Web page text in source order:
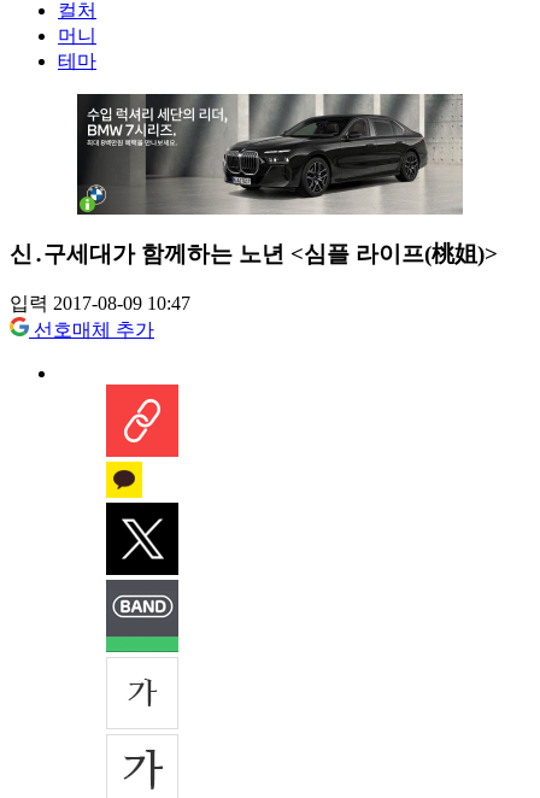
컬처
머니
테마
신․구세대가 함께하는 노년 <심플 라이프(桃姐)>
입력 2017-08-09 10:47
선호매체 추가